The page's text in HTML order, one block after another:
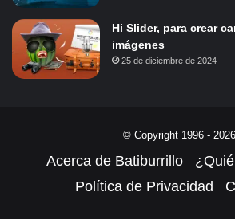
Hi Slider, para crear
imágenes
25 de diciembre de 2024
© Copyright 1996 - 2026
Acerca de Batiburrillo
Política de Privacidad